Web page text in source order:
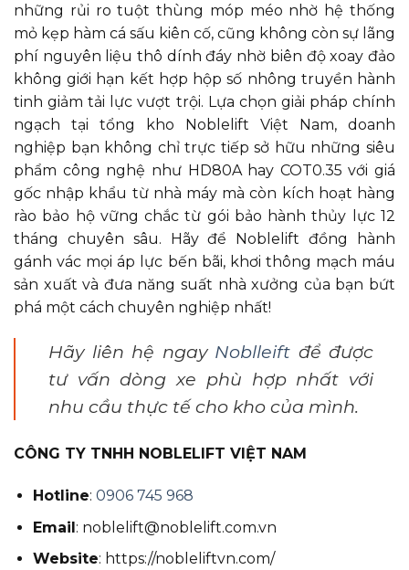
những rủi ro tuột thùng móp méo nhờ hệ thống
mỏ kẹp hàm cá sấu kiên cố, cũng không còn sự lãng
phí nguyên liệu thô dính đáy nhờ biên độ xoay đảo
không giới hạn kết hợp hộp số nhông truyền hành
tinh giảm tải lực vượt trội. Lựa chọn giải pháp chính
ngạch tại tổng kho Noblelift Việt Nam, doanh
nghiệp bạn không chỉ trực tiếp sở hữu những siêu
phẩm công nghệ như HD80A hay COT0.35 với giá
gốc nhập khẩu từ nhà máy mà còn kích hoạt hàng
rào bảo hộ vững chắc từ gói bảo hành thủy lực 12
tháng chuyên sâu. Hãy để Noblelift đồng hành
gánh vác mọi áp lực bến bãi, khơi thông mạch máu
sản xuất và đưa năng suất nhà xưởng của bạn bứt
phá một cách chuyên nghiệp nhất!
Hãy liên hệ ngay Noblleift để được
tư vấn dòng xe phù hợp nhất với
nhu cầu thực tế cho kho của mình.
CÔNG TY TNHH NOBLELIFT VIỆT NAM
Hotline: 0906 745 968
Email: noblelift@noblelift.com.vn
Website: https://nobleliftvn.com/